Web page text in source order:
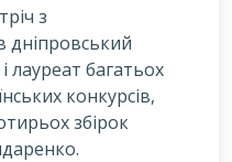
з
дніпровський
лауреат багатьох
конкурсів,
збірок